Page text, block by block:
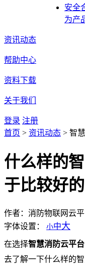
安全
为产
资讯动态
帮助中心
资料下载
关于我们
登录 注册
首页 > 资讯动态 > 智
什么样的
于比较好的
作者：消防物联网云
字体设置： 小中大
在选择智慧消防云平台
去了解一下什么样的